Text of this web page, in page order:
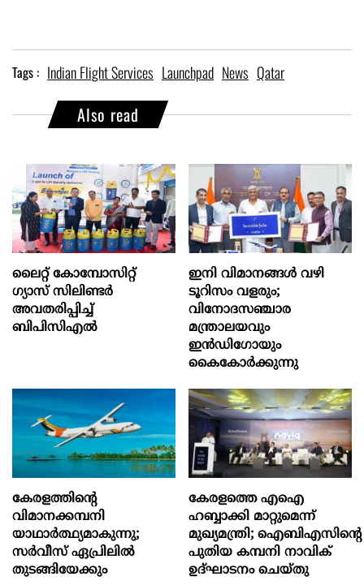
Tags : Indian Flight Services Launchpad News Qatar
Also read
ലൈറ്റ് കോമ്പോസിറ്റ്
ഗ്യാസ് സിലിണ്ടർ
അവതരിപ്പിച്ച്
ബിപിസിഎൽ
ഇനി വിമാനങ്ങള്‍ വഴി
ടൂറിസം വളരും;
വിനോദസഞ്ചാര
മന്ത്രാലയവും
ഇന്‍ഡിഗോയും
കൈകോര്‍ക്കുന്നു
കേരളത്തിന്റെ
വിമാനക്കമ്പനി
യാഥാര്‍ത്ഥ്യമാകുന്നു;
സര്‍വീസ് ഏപ്രിലില്‍
തുടങ്ങിയേക്കും
കേരളത്തെ എഐ
ഹബ്ബാക്കി മാറ്റുമെന്ന്
മുഖ്യമന്ത്രി; ഐബിഎസിന്റെ
പുതിയ കമ്പനി നാവിക്
ഉദ്ഘാടനം ചെയ്തു